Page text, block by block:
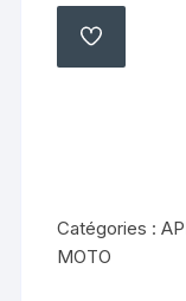
bras
oscillant
nu
AJOUTER
Catégories :
MOTO